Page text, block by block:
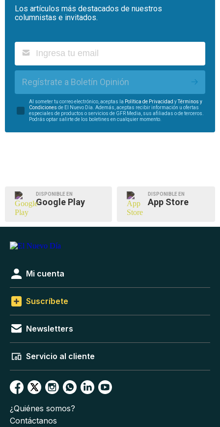
Los artículos más destacados de nuestros
columnistas e invitados.
Regístrate a Boletín Opinión
Al someter tu correo electrónico, aceptas la Política de Privacidad yTérminos y
Condiciones de El Nuevo Día. Además, aceptas recibir información u ofertas
especiales de productos o servicios de GFR Media, sus afiliadas o de terceros.
Podrás optar salirte de los boletines en cualquier momento.
DISPONIBLE EN
Google Play
DISPONIBLE EN
App Store
Mi cuenta
Suscríbete
Newsletters
Servicio al cliente
¿Quiénes somos?
Contáctanos